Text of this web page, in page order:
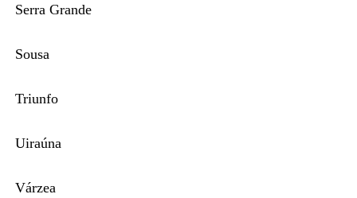
Serra Grande
Sousa
Triunfo
Uiraúna
Várzea